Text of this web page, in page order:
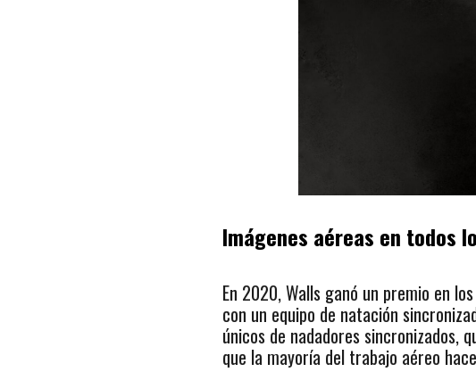
Imágenes aéreas en todos
En 2020, Walls ganó un premio en
con un equipo de natación
únicos de nadadores sincronizados,
que la mayoría del trabajo aéreo